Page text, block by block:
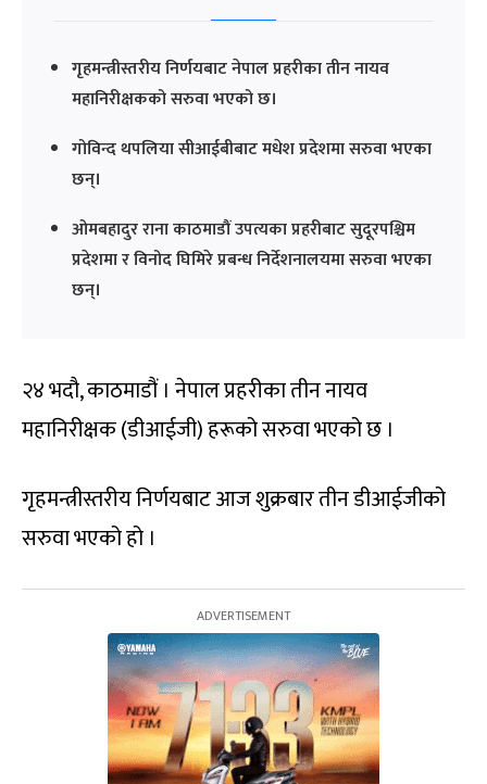
गृहमन्त्रीस्तरीय निर्णयबाट नेपाल प्रहरीका तीन नायव
महानिरीक्षकको सरुवा भएको छ।
गोविन्द थपलिया सीआईबीबाट मधेश प्रदेशमा सरुवा भएका
छन्।
ओमबहादुर राना काठमाडौं उपत्यका प्रहरीबाट सुदूरपश्चिम
प्रदेशमा र विनोद घिमिरे प्रबन्ध निर्देशनालयमा सरुवा भएका
छन्।
२४ भदौ, काठमाडौं । नेपाल प्रहरीका तीन नायव
महानिरीक्षक (डीआईजी) हरूको सरुवा भएको छ ।
गृहमन्त्रीस्तरीय निर्णयबाट आज शुक्रबार तीन डीआईजीको
सरुवा भएको हो ।